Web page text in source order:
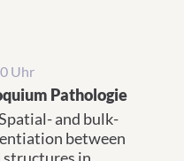
Uhr
Pathologie
and bulk-
between